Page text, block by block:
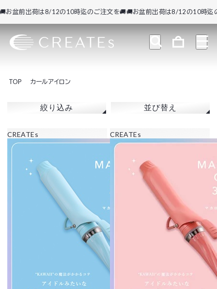
前出荷は8/12の10時迄のご注文を🚚🚚お盆前出荷は8/12の10時迄のご
TOP カールアイロン
絞り込み 並び替え
CREATEs CREATEs